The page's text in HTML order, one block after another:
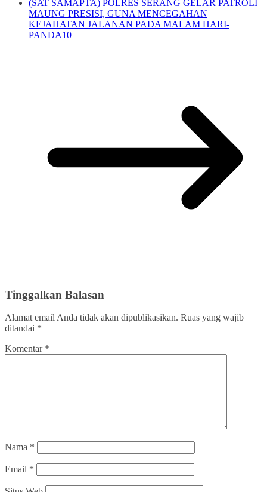
(SAT SAMAPTA) POLRES SERANG GELAR PATROLI
MAUNG PRESISI, GUNA MENCEGAHAN
KEJAHATAN JALANAN PADA MALAM HARI-
PANDA10
Tinggalkan Balasan
Alamat email Anda tidak akan dipublikasikan. Ruas yang wajib
ditandai *
Komentar *
Nama *
Email *